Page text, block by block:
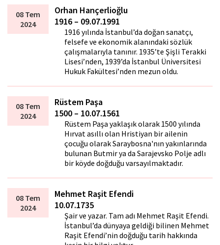
08 Tem
2024
Orhan Hançerlioğlu
1916 – 09.07.1991
1916 yılında İstanbul’da doğan sanatçı,
felsefe ve ekonomik alanındaki sözlük
çalışmalarıyla tanınır. 1935’te Şişli Terakki
Lisesi’nden, 1939’da İstanbul Üniversitesi
Hukuk Fakültesi’nden mezun oldu.
08 Tem
2024
Rüstem Paşa
1500 – 10.07.1561
Rüstem Paşa yaklaşık olarak 1500 yılında
Hırvat asıllı olan Hristiyan bir ailenin
çocuğu olarak Saraybosna'nın yakınlarında
bulunan Butmir ya da Sarajevsko Polje adlı
bir köyde doğduğu varsayılmaktadır.
08 Tem
2024
Mehmet Raşit Efendi
10.07.1735
Şair ve yazar. Tam adı Mehmet Raşit Efendi.
İstanbul’da dünyaya geldiği bilinen Mehmet
Raşit Efendi’nin doğduğu tarih hakkında